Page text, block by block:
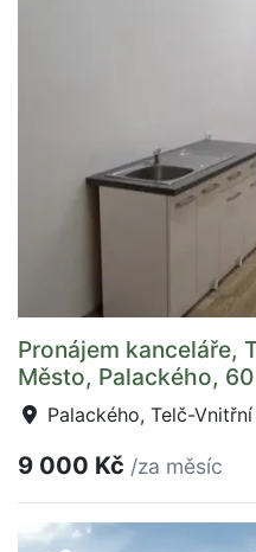
Pronájem kanceláře,
Město, Palackého,
Palackého, Telč-
9 000 Kč /za měsíc